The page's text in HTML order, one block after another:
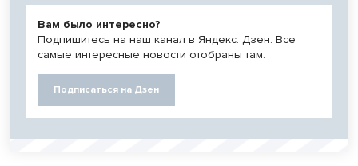
Вам было интересно?
Подпишитесь на наш канал в Яндекс. Дзен. Все
самые интересные новости отобраны там.
Подписаться на Дзен